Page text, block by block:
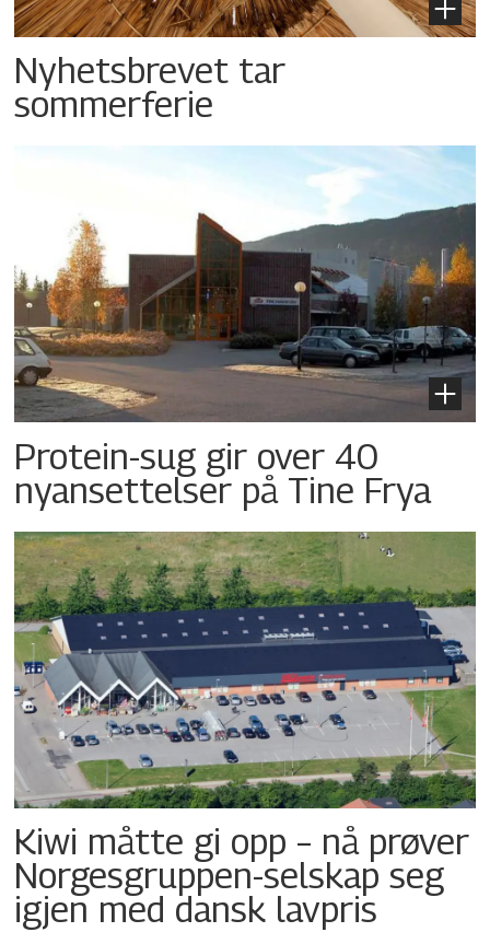
Nyhetsbrevet tar
sommerferie
Protein-sug gir over 40
nyansettelser på Tine Frya
Kiwi måtte gi opp – nå prøver
Norgesgruppen-selskap seg
igjen med dansk lavpris